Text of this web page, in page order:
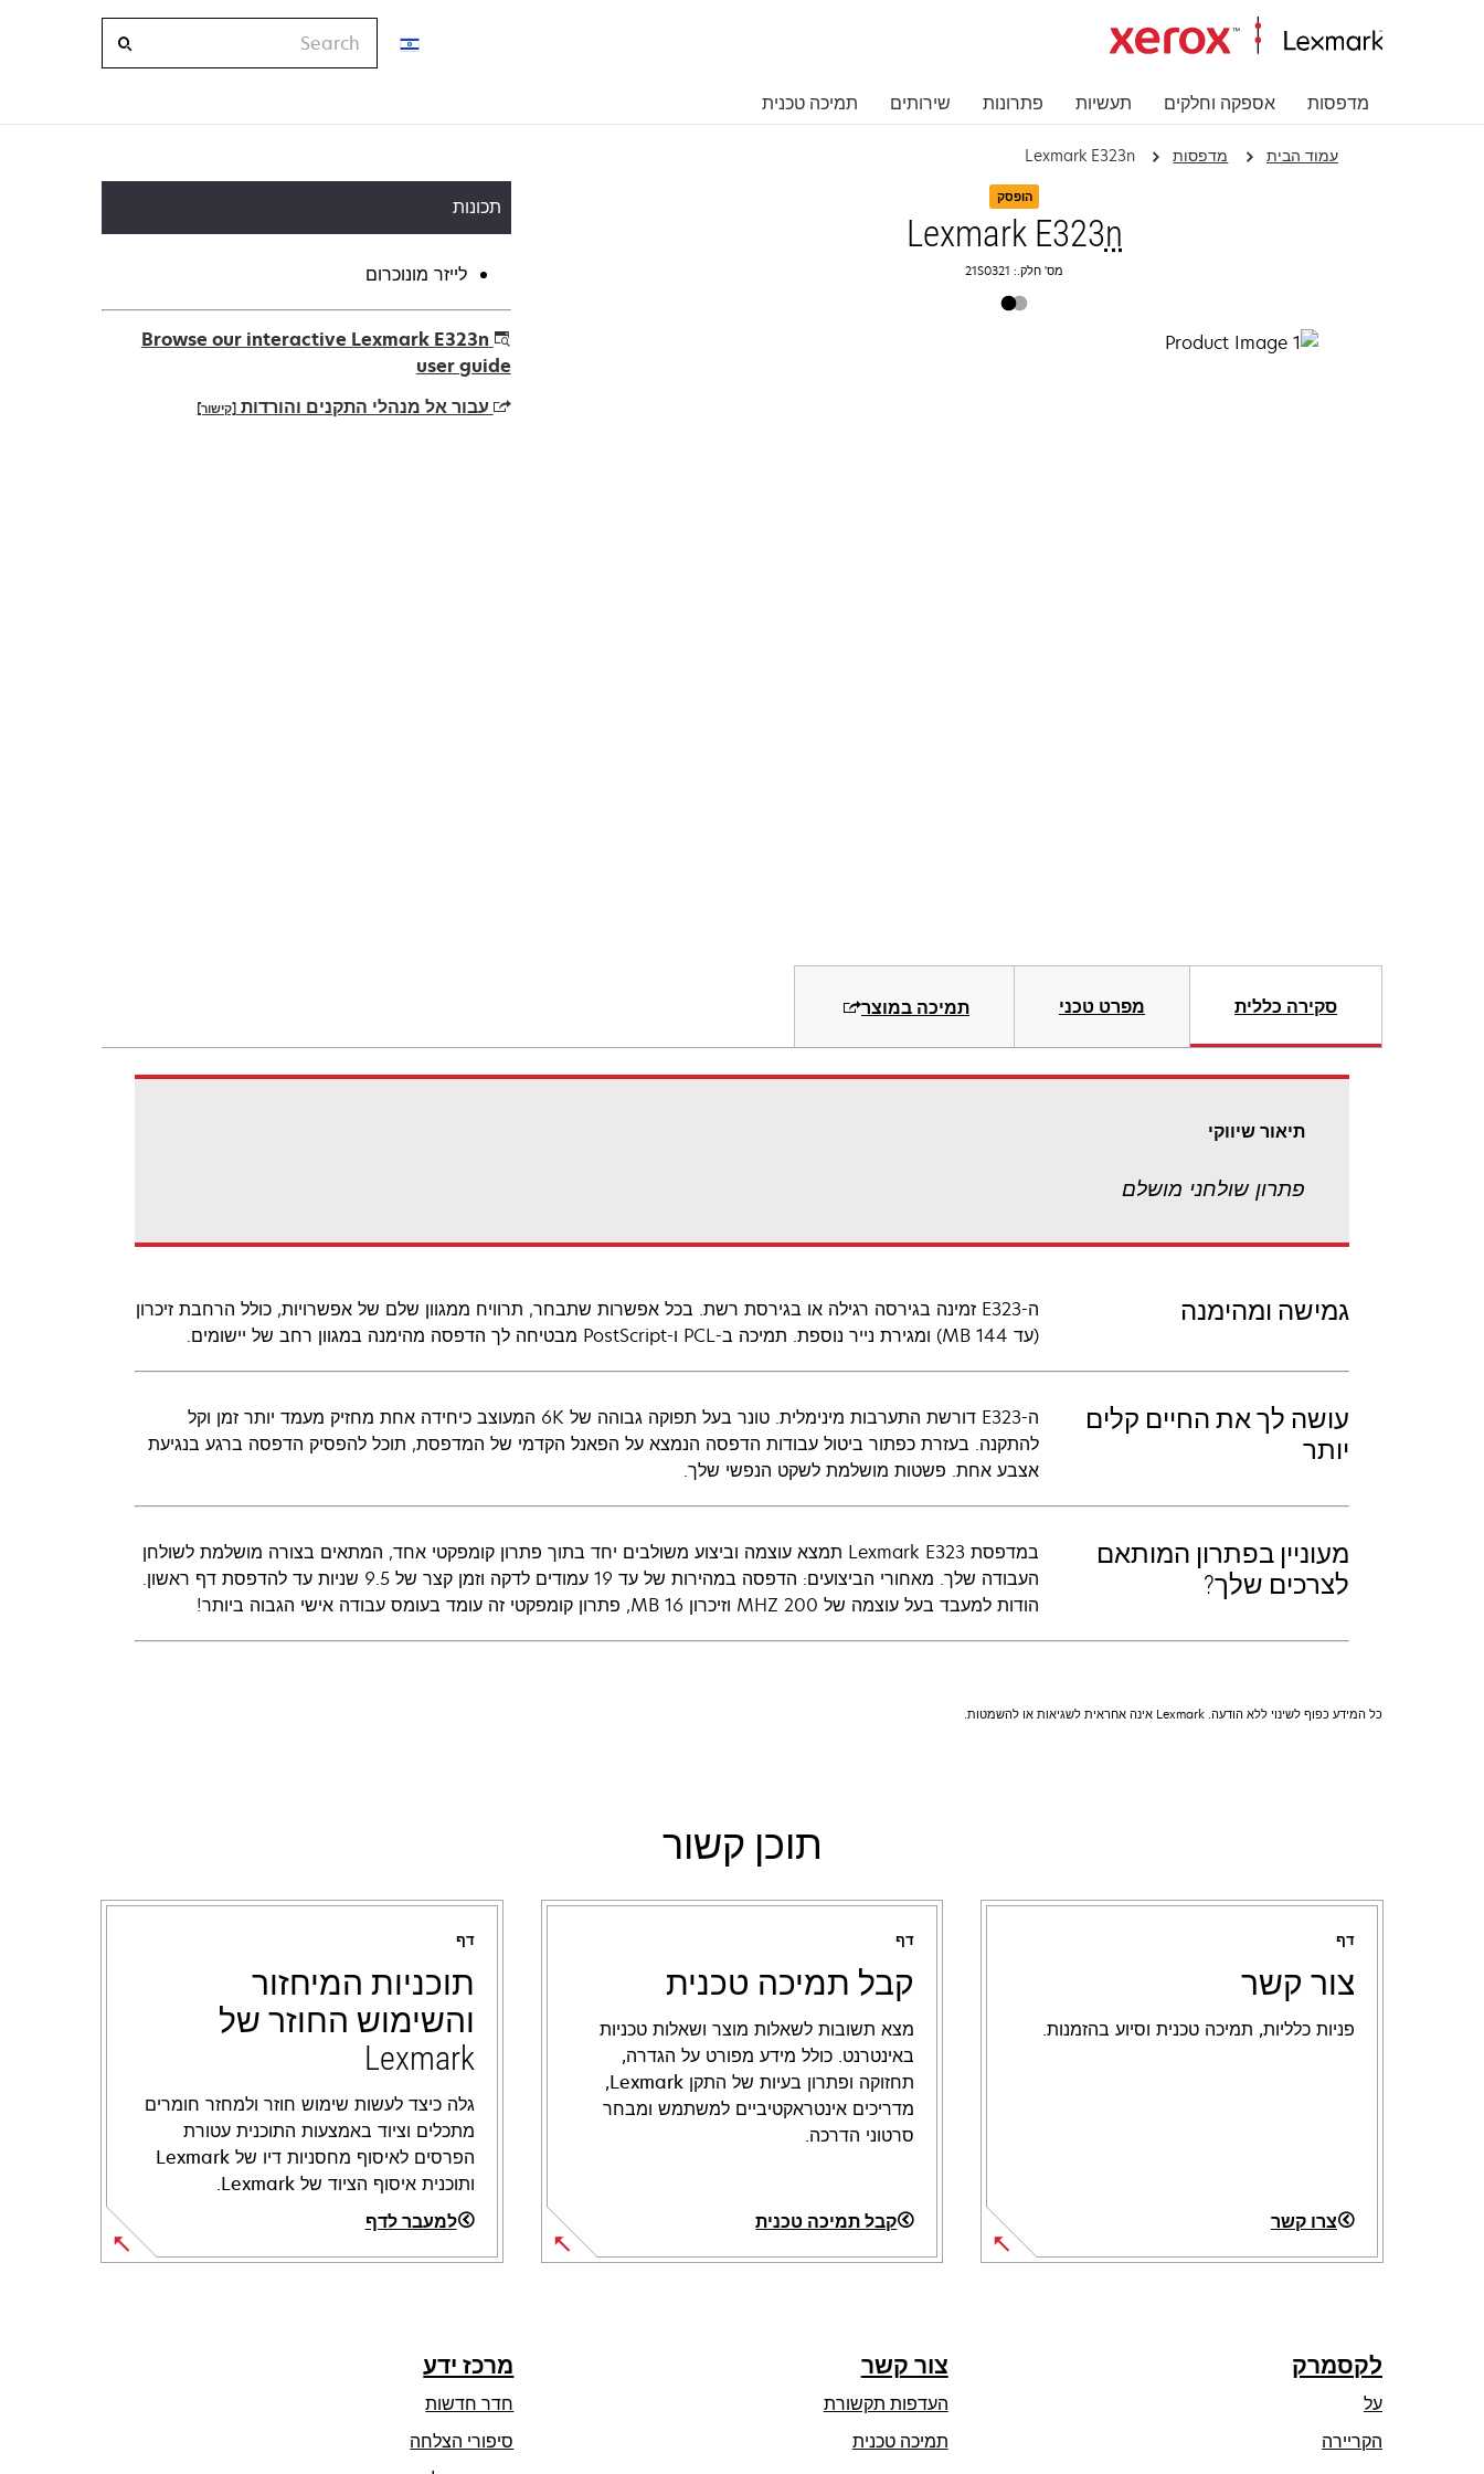
מדפסות אספקה וחלקים תעשיות פתרונות שירותים תמיכה טכנית
Search
עמוד הבית מדפסות Lexmark E323n
הופסק
Lexmark E323n
מס' חלק.: 21S0321
תכונות
לייזר מונוכרום
Browse our interactive Lexmark E323n
user guide
עבור אל מנהלי התקנים והורדות[קישור]
סקירה כללית מפרט טכני תמיכה במוצר
תיאור שיווקי
פתרון שולחני מושלם
גמישה ומהימנה
ה-E323 זמינה בגירסה רגילה או בגירסת רשת. בכל אפשרות שתבחר, תרוויח ממגוון שלם של אפשרויות, כולל הרחבת זיכרון
(עד 144 MB) ומגירת נייר נוספת. תמיכה ב-PCL ו-PostScript מבטיחה לך הדפסה מהימנה במגוון רחב של יישומים.
עושה לך את החיים קלים
יותר
ה-E323 דורשת התערבות מינימלית. טונר בעל תפוקה גבוהה של 6K המעוצב כיחידה אחת מחזיק מעמד יותר זמן וקל
להתקנה. בעזרת כפתור ביטול עבודות הדפסה הנמצא על הפאנל הקדמי של המדפסת, תוכל להפסיק הדפסה ברגע בנגיעת
אצבע אחת. פשטות מושלמת לשקט הנפשי שלך.
מעוניין בפתרון המותאם
לצרכים שלך?
במדפסת Lexmark E323 תמצא עוצמה וביצוע משולבים יחד בתוך פתרון קומפקטי אחד, המתאים בצורה מושלמת לשולחן
העבודה שלך. מאחורי הביצועים: הדפסה במהירות של עד 19 עמודים לדקה וזמן קצר של 9.5 שניות עד להדפסת דף ראשון.
הודות למעבד בעל עוצמה של 200 MHZ וזיכרון 16 MB, פתרון קומפקטי זה עומד בעומס עבודה אישי הגבוה ביותר!
כל המידע כפוף לשינוי ללא הודעה. Lexmark אינה אחראית לשגיאות או להשמטות.
תוכן קשור
דף
צור קשר
פניות כלליות, תמיכה טכנית וסיוע בהזמנות.
צרו קשר
דף
קבל תמיכה טכנית
מצא תשובות לשאלות מוצר ושאלות טכניות
באינטרנט. כולל מידע מפורט על הגדרה,
תחזוקה ופתרון בעיות של התקן Lexmark,
מדריכים אינטראקטיביים למשתמש ומבחר
סרטוני הדרכה.
קבל תמיכה טכנית
opens
tab
דף
תוכניות המיחזור
והשימוש החוזר של
Lexmark
גלה כיצד לעשות שימוש חוזר ולמחזר חומרים
מתכלים וציוד באמצעות התוכנית עטורת
הפרסים לאיסוף מחסניות דיו של Lexmark
ותוכנית איסוף הציוד של Lexmark.
למעבר לדף
לקסמרק
על
הקריירה
צור קשר
העדפות תקשורת
תמיכה טכניתopens
מרכז ידע
חדר חדשות
סיפורי הצלחה